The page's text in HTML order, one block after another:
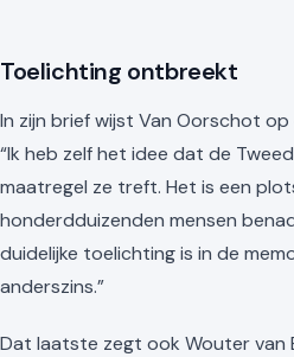
Toelichting ontbreekt
In zijn brief wijst Van Oorschot
“Ik heb zelf het idee dat de
maatregel ze treft. Het is een
honderdduizenden mensen
duidelijke toelichting is in de
anderszins.”
Dat laatste zegt ook Wouter van